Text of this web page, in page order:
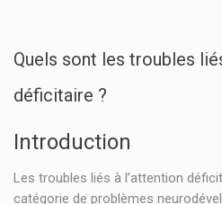
Quels sont les troubles
déficitaire ?
Introduction
Les troubles liés à l’attention
catégorie de problèmes